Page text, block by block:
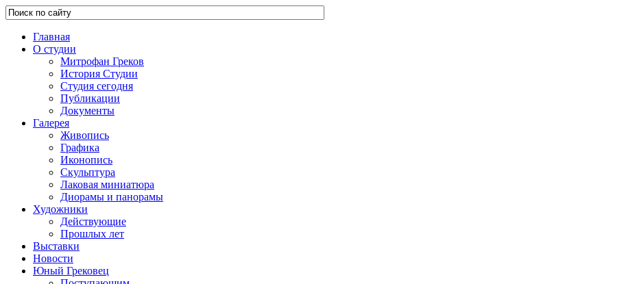
Главная
О студии
Митрофан Греков
История Студии
Студия сегодня
Публикации
Документы
Галерея
Живопись
Графика
Иконопись
Скульптура
Лаковая миниатюра
Диорамы и панорамы
Художники
Действующие
Прошлых лет
Выставки
Новости
Юный Грековец